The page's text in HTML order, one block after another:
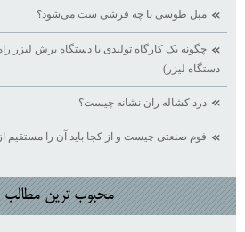
مبل طوسی با چه فرشی ست می‌شود؟
چگونه یک کارگاه تولیدی با دستگاه برش لیزر
دستگاه لیزر)
درد کشاله ران نشانه چیست؟
فوم صنعتی چیست و از کجا باید آن را مستقیم از
محبوب ترين مطالب